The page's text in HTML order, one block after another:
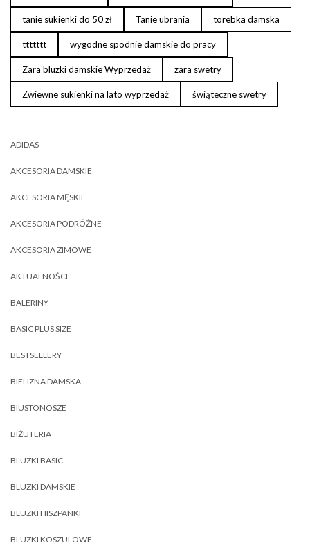
tanie sukienki do 50 zł Tanie ubrania torebka damska
ttttttt wygodne spodnie damskie do pracy
Zara bluzki damskie Wyprzedaż zara swetry
Zwiewne sukienki na lato wyprzedaż świąteczne swetry
ADIDAS
AKCESORIA DAMSKIE
AKCESORIA MĘSKIE
AKCESORIA PODRÓŻNE
AKCESORIA ZIMOWE
AKTUALNOŚCI
BALERINY
BASIC PLUS SIZE
BESTSELLERY
BIELIZNA DAMSKA
BIUSTONOSZE
BIŻUTERIA
BLUZKI BASIC
BLUZKI DAMSKIE
BLUZKI HISZPANKI
BLUZKI KOSZULOWE